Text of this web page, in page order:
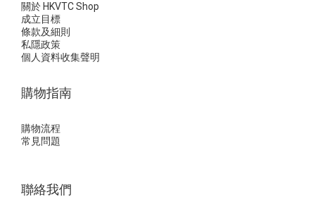
關於 HKVTC Shop
成立目標
條款及細則
私隱政策
個人資料收集聲明
購物指南
購物流程
常見問題
聯絡我們